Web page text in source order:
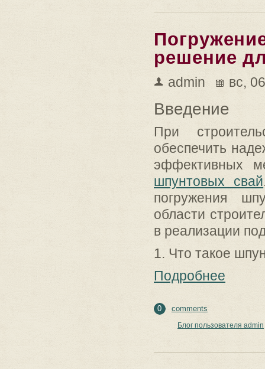
решение
admin вс,
Введение
При
обеспечить
эффективных
шпунтовых свай
погружения
области
в реализации
1. Что такое
Подробнее
0 comments
Блог пользователя admin